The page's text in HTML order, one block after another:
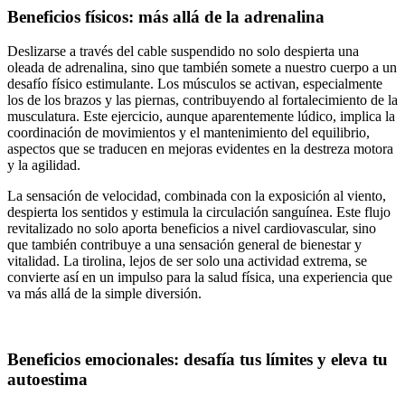
Beneficios físicos: más allá de la adrenalina
Deslizarse a través del cable suspendido no solo despierta una
oleada de adrenalina, sino que también somete a nuestro cuerpo a un
desafío físico estimulante. Los músculos se activan, especialmente
los de los brazos y las piernas, contribuyendo al fortalecimiento de la
musculatura. Este ejercicio, aunque aparentemente lúdico, implica la
coordinación de movimientos y el mantenimiento del equilibrio,
aspectos que se traducen en mejoras evidentes en la destreza motora
y la agilidad.
La sensación de velocidad, combinada con la exposición al viento,
despierta los sentidos y estimula la circulación sanguínea. Este flujo
revitalizado no solo aporta beneficios a nivel cardiovascular, sino
que también contribuye a una sensación general de bienestar y
vitalidad. La tirolina, lejos de ser solo una actividad extrema, se
convierte así en un impulso para la salud física, una experiencia que
va más allá de la simple diversión.
Beneficios emocionales: desafía tus límites y eleva tu
autoestima